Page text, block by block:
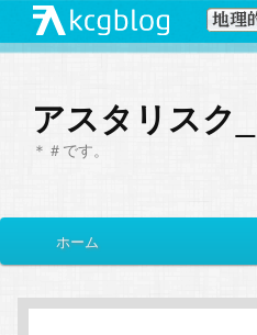
アスタリスク
＊＃です。
イ
メ
イ
サ
ブ
ホーム